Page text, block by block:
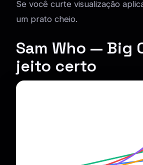
Se você curte visualização
um prato cheio.
Sam Who — Big
jeito certo